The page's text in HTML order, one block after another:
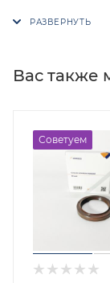
Вас также
Советуем